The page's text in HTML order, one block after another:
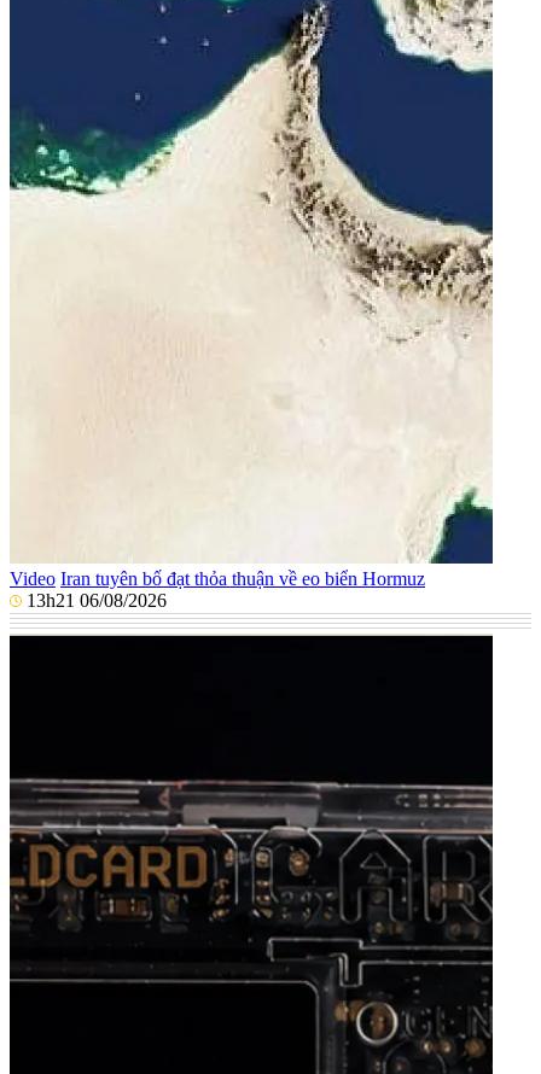
Video Iran tuyên bố đạt thỏa thuận về eo biển Hormuz
13h21 06/08/2026